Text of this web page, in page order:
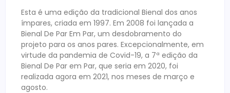
Esta é uma edição da tradicional Bienal dos anos
ímpares, criada em 1997. Em 2008 foi lançada a
Bienal De Par Em Par, um desdobramento do
projeto para os anos pares. Excepcionalmente, em
virtude da pandemia de Covid-19, a 7ª edição da
Bienal De Par em Par, que seria em 2020, foi
realizada agora em 2021, nos meses de março e
agosto.